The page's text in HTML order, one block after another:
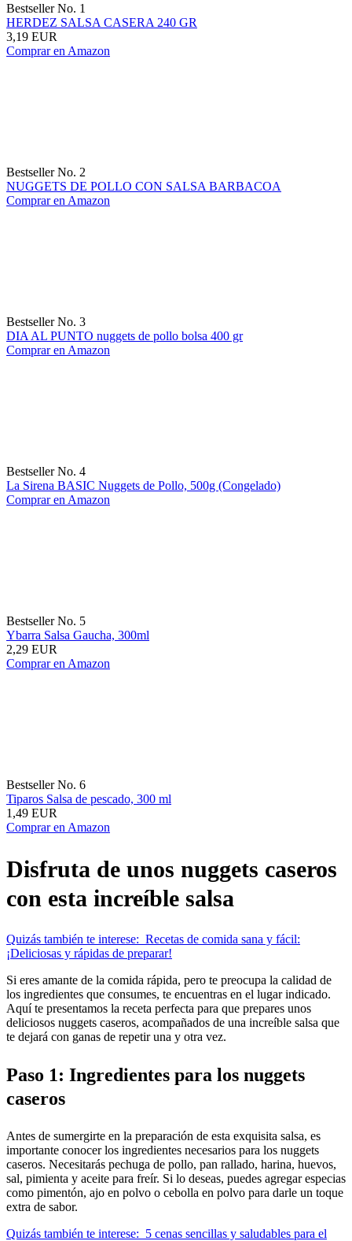
Bestseller No. 1
HERDEZ SALSA CASERA 240 GR
3,19 EUR
Comprar en Amazon
Bestseller No. 2
NUGGETS DE POLLO CON SALSA BARBACOA
Comprar en Amazon
Bestseller No. 3
DIA AL PUNTO nuggets de pollo bolsa 400 gr
Comprar en Amazon
Bestseller No. 4
La Sirena BASIC Nuggets de Pollo, 500g (Congelado)
Comprar en Amazon
Bestseller No. 5
Ybarra Salsa Gaucha, 300ml
2,29 EUR
Comprar en Amazon
Bestseller No. 6
Tiparos Salsa de pescado, 300 ml
1,49 EUR
Comprar en Amazon
Disfruta de unos nuggets caseros
con esta increíble salsa
Quizás también te interese: Recetas de comida sana y fácil:
¡Deliciosas y rápidas de preparar!
Si eres amante de la comida rápida, pero te preocupa la calidad de
los ingredientes que consumes, te encuentras en el lugar indicado.
Aquí te presentamos la receta perfecta para que prepares unos
deliciosos nuggets caseros, acompañados de una increíble salsa que
te dejará con ganas de repetir una y otra vez.
Paso 1: Ingredientes para los nuggets
caseros
Antes de sumergirte en la preparación de esta exquisita salsa, es
importante conocer los ingredientes necesarios para los nuggets
caseros. Necesitarás pechuga de pollo, pan rallado, harina, huevos,
sal, pimienta y aceite para freír. Si lo deseas, puedes agregar especias
como pimentón, ajo en polvo o cebolla en polvo para darle un toque
extra de sabor.
Quizás también te interese: 5 cenas sencillas y saludables para el